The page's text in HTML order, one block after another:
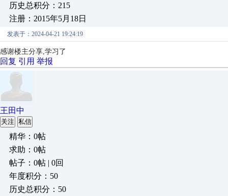
历史总积分：215
注册：2015年5月18日
发表于：2024-04-21 19:24:19
感谢楼主分享,学习了
回复 引用 举报
王田中
关注 私信
精华：0帖
求助：0帖
帖子：0帖 | 0回
年度积分：50
历史总积分：50